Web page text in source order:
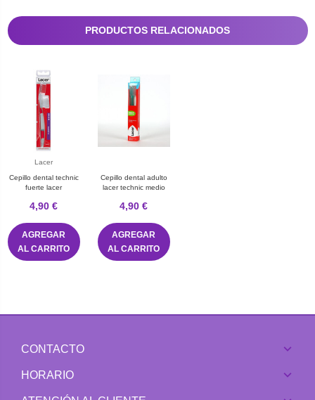
PRODUCTOS RELACIONADOS
Lacer
Cepillo dental technic
fuerte lacer
4,90 €
AGREGAR
AL CARRITO
Cepillo dental adulto
lacer technic medio
4,90 €
AGREGAR
AL CARRITO
CONTACTO
HORARIO